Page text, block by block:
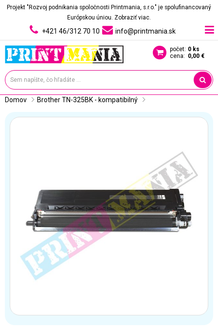
Projekt "Rozvoj podnikania spoločnosti Printmania, s.r.o." je spolufinancovaný
Európskou úniou. Zobraziť viac.
+421 46/312 70 10 info@printmania.sk
počet: 0 ks
cena: 0,00 €
Domov Brother TN-325BK - kompatibilný